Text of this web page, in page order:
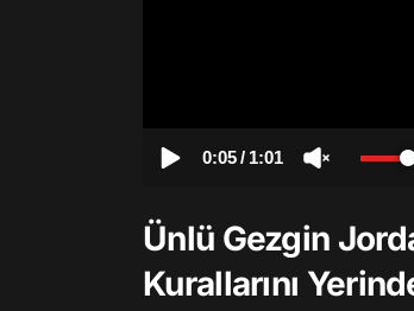
0:05/ 1:01
Ünlü Gezgin
Kurallarını